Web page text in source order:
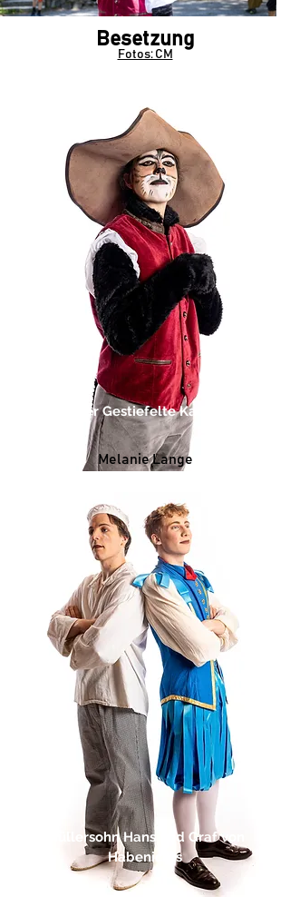
Besetzung
Fotos: CM
Der Gestiefelte Kater
Melanie Lange
Müllersohn Hans und Graf von
Habenichts